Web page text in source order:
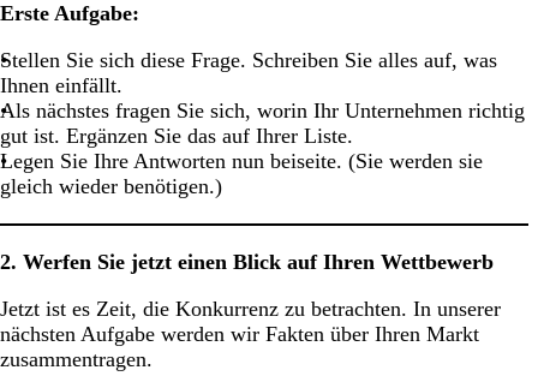
Erste Aufgabe:
Stellen Sie sich diese Frage. Schreiben Sie alles auf, was
Ihnen einfällt.
Als nächstes fragen Sie sich, worin Ihr Unternehmen richtig
gut ist. Ergänzen Sie das auf Ihrer Liste.
Legen Sie Ihre Antworten nun beiseite. (Sie werden sie
gleich wieder benötigen.)
2. Werfen Sie jetzt einen Blick auf Ihren Wettbewerb
Jetzt ist es Zeit, die Konkurrenz zu betrachten. In unserer
nächsten Aufgabe werden wir Fakten über Ihren Markt
zusammentragen.